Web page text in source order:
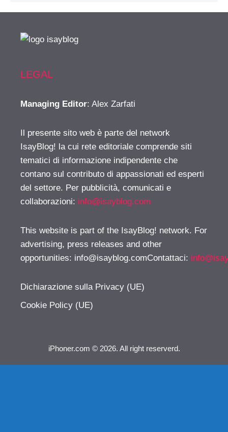
LEGAL
Managing Editor: Alex Zarfati
Il presente sito web è parte del network
IsayBlog! la cui rete editoriale comprende siti
tematici di informazione indipendente che
contano sul contributo di appassionati ed esperti
del settore. Per pubblicità, comunicati e
collaborazioni: info@isayblog.com
This website is part of the IsayBlog! network. For
advertising, press releases and other
opportunities: info@isayblog.comContattaci:
Dichiarazione sulla Privacy (UE)
Cookie Policy (UE)
iPhoner.com © 2026. All right reserverd.